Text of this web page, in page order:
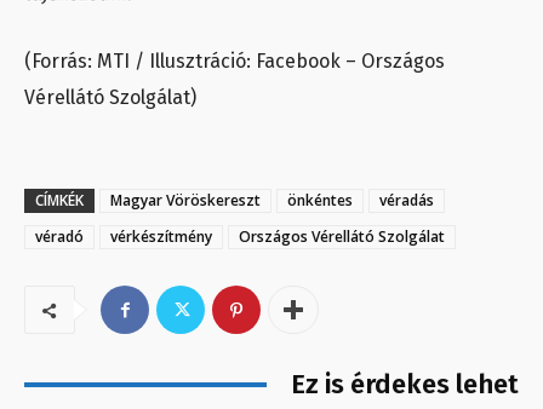
(Forrás: MTI / Illusztráció: Facebook – Országos
Vérellátó Szolgálat)
CÍMKÉK Magyar Vöröskereszt önkéntes
véradás
véradó
vérkészítmény Országos Vérellátó Szolgálat
Ez is érdekes lehet